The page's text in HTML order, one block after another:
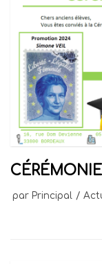
par Principal